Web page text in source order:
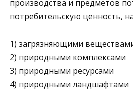
производства и предметов
потре­бительскую ценность,
1) загрязняющими
2) природными комплексами
3) природными ресурсами
4) природными ландшафтами